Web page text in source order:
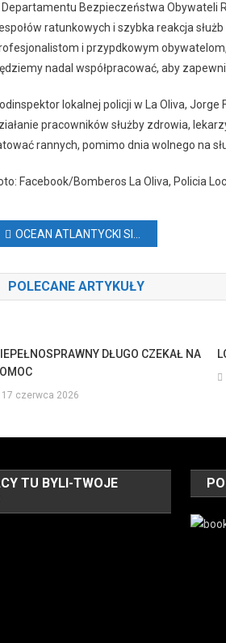
Departamentu Bezpieczeństwa Obywateli
ratunkowych i szybka reakcja
i przypdkowym
nadal współpracować, aby
lokalnej policji w La Oliva,
pracowników służby zdrowia,
rannych, pomimo dnia wolnego na
Facebook/Bomberos La Oliva, Policia
Nawigacja
OCEAN ATLANTYCKI SIĘ OCIEPLA
POLECANE ARTYKUŁY
DŁUGO CZEKAŁ NA
17 czerwca 2026
TU BYLI-TWOJE